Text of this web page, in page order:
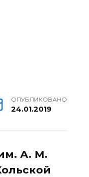
ОПУБЛИКОВАНО
24.01.2019
А. М.